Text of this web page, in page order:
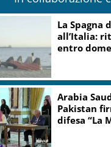
La Russa:
idee
la sua
Migranti,
le ferie:
per Ceuta